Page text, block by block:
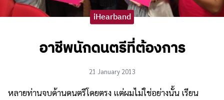
อนัท The Voice
iHearband
อาชีพนักดนตรีที่ต้องการ
21 January 2013
หลายท่านจบด้านดนตรีโดยตรง แต่ผมไม่ใช่อย่างนั้น เรียน